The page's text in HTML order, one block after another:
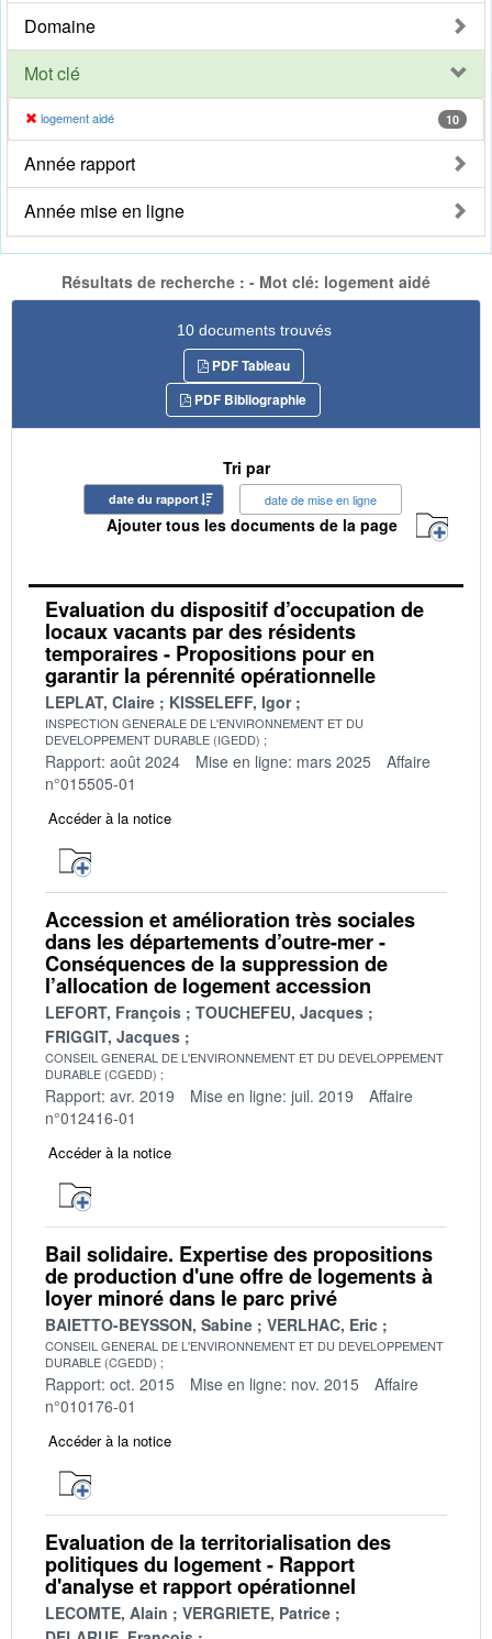
Domaine
Mot clé
logement aidé 10
Année rapport
Année mise en ligne
Résultats de recherche : - Mot clé: logement aidé
10 documents trouvés
PDF Tableau
PDF Bibliographie
Tri par
date du rapport date de mise en ligne
Ajouter tous les documents de la page
Evaluation du dispositif d’occupation de
locaux vacants par des résidents
temporaires - Propositions pour en
garantir la pérennité opérationnelle
LEPLAT, Claire KISSELEFF, Igor
INSPECTION GENERALE DE L'ENVIRONNEMENT ET DU
DEVELOPPEMENT DURABLE (IGEDD)
Rapport: août 2024 Mise en ligne: mars 2025
Affaire
n°015505-01
Accéder à la notice
Accession et amélioration très sociales
dans les départements d’outre-mer -
Conséquences de la suppression de
l’allocation de logement accession
LEFORT, François
TOUCHEFEU, Jacques
FRIGGIT, Jacques
CONSEIL GENERAL DE L'ENVIRONNEMENT ET DU DEVELOPPEMENT
DURABLE (CGEDD)
Rapport: avr. 2019 Mise en ligne: juil. 2019
Affaire
n°012416-01
Accéder à la notice
Bail solidaire. Expertise des propositions
de production d'une offre de logements à
loyer minoré dans le parc privé
BAIETTO-BEYSSON, Sabine VERLHAC, Eric
CONSEIL GENERAL DE L'ENVIRONNEMENT ET DU DEVELOPPEMENT
DURABLE (CGEDD)
Rapport: oct. 2015 Mise en ligne: nov. 2015
Affaire
n°010176-01
Accéder à la notice
Evaluation de la territorialisation des
politiques du logement - Rapport
d'analyse et rapport opérationnel
LECOMTE, Alain
VERGRIETE, Patrice